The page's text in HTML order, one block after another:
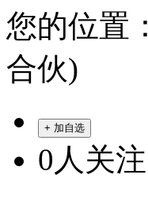
您的位置：
合伙)
+ 加自选
0 人关注